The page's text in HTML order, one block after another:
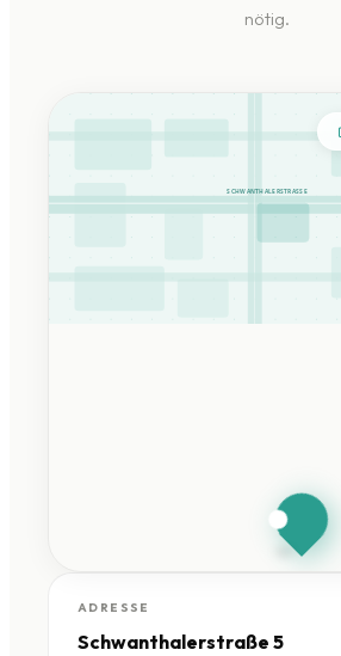
nötig.
SCHWANTHALERSTRASSE
Schwanthalerstraße 5 ·
ADRESSE
Schwanthalerstraße 5